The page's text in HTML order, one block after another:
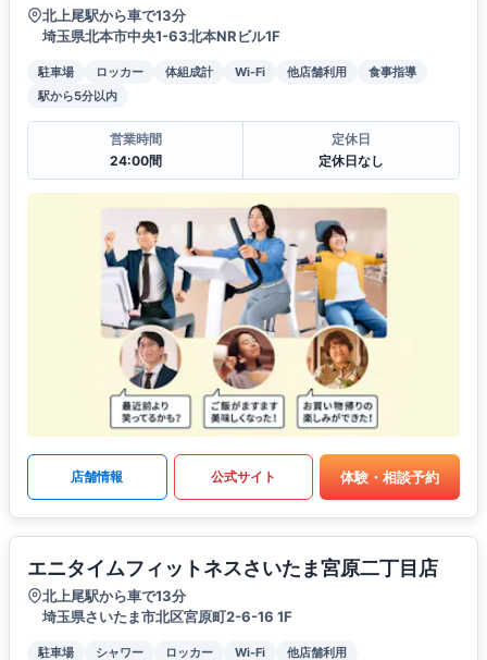
北上尾駅から車で13分
埼玉県北本市中央1-63北本NRビル1F
駐車場 ロッカー 体組成計 Wi-Fi 他店舗利用
食事指導
駅から5分以内
営業時間
24:00間
定休日
定休日なし
店舗情報 公式サイト 体験・相談予約
エニタイムフィットネスさいたま宮原二丁目店
北上尾駅から車で13分
埼玉県さいたま市北区宮原町2-6-16 1F
駐車場 シャワー ロッカー Wi-Fi 他店舗利用